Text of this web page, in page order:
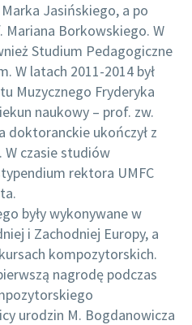
Jasińskiego, a po
Borkowskiego. W
Studium Pedagogiczne
W latach 2011-2014 był
Muzycznego Fryderyka
naukowy – prof. zw.
doktoranckie ukończył z
czasie studiów
rektora UMFC
były wykonywane w
i Zachodniej Europy, a
kompozytorskich.
nagrodę podczas
urodzin M. Bogdanowicza